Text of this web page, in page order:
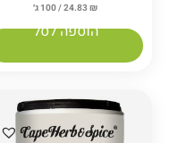
24.83 ₪ / 100 ג׳
הוספה לסל